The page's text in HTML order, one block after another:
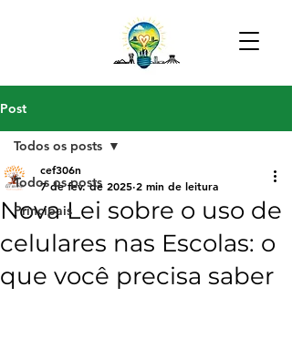
Post
Todos os posts
Principais
Todos os posts
Nova Lei sobre o uso de
celulares nas Escolas: o
que você precisa saber
cef306n
7 de fev. de 2025 2 min de leitura